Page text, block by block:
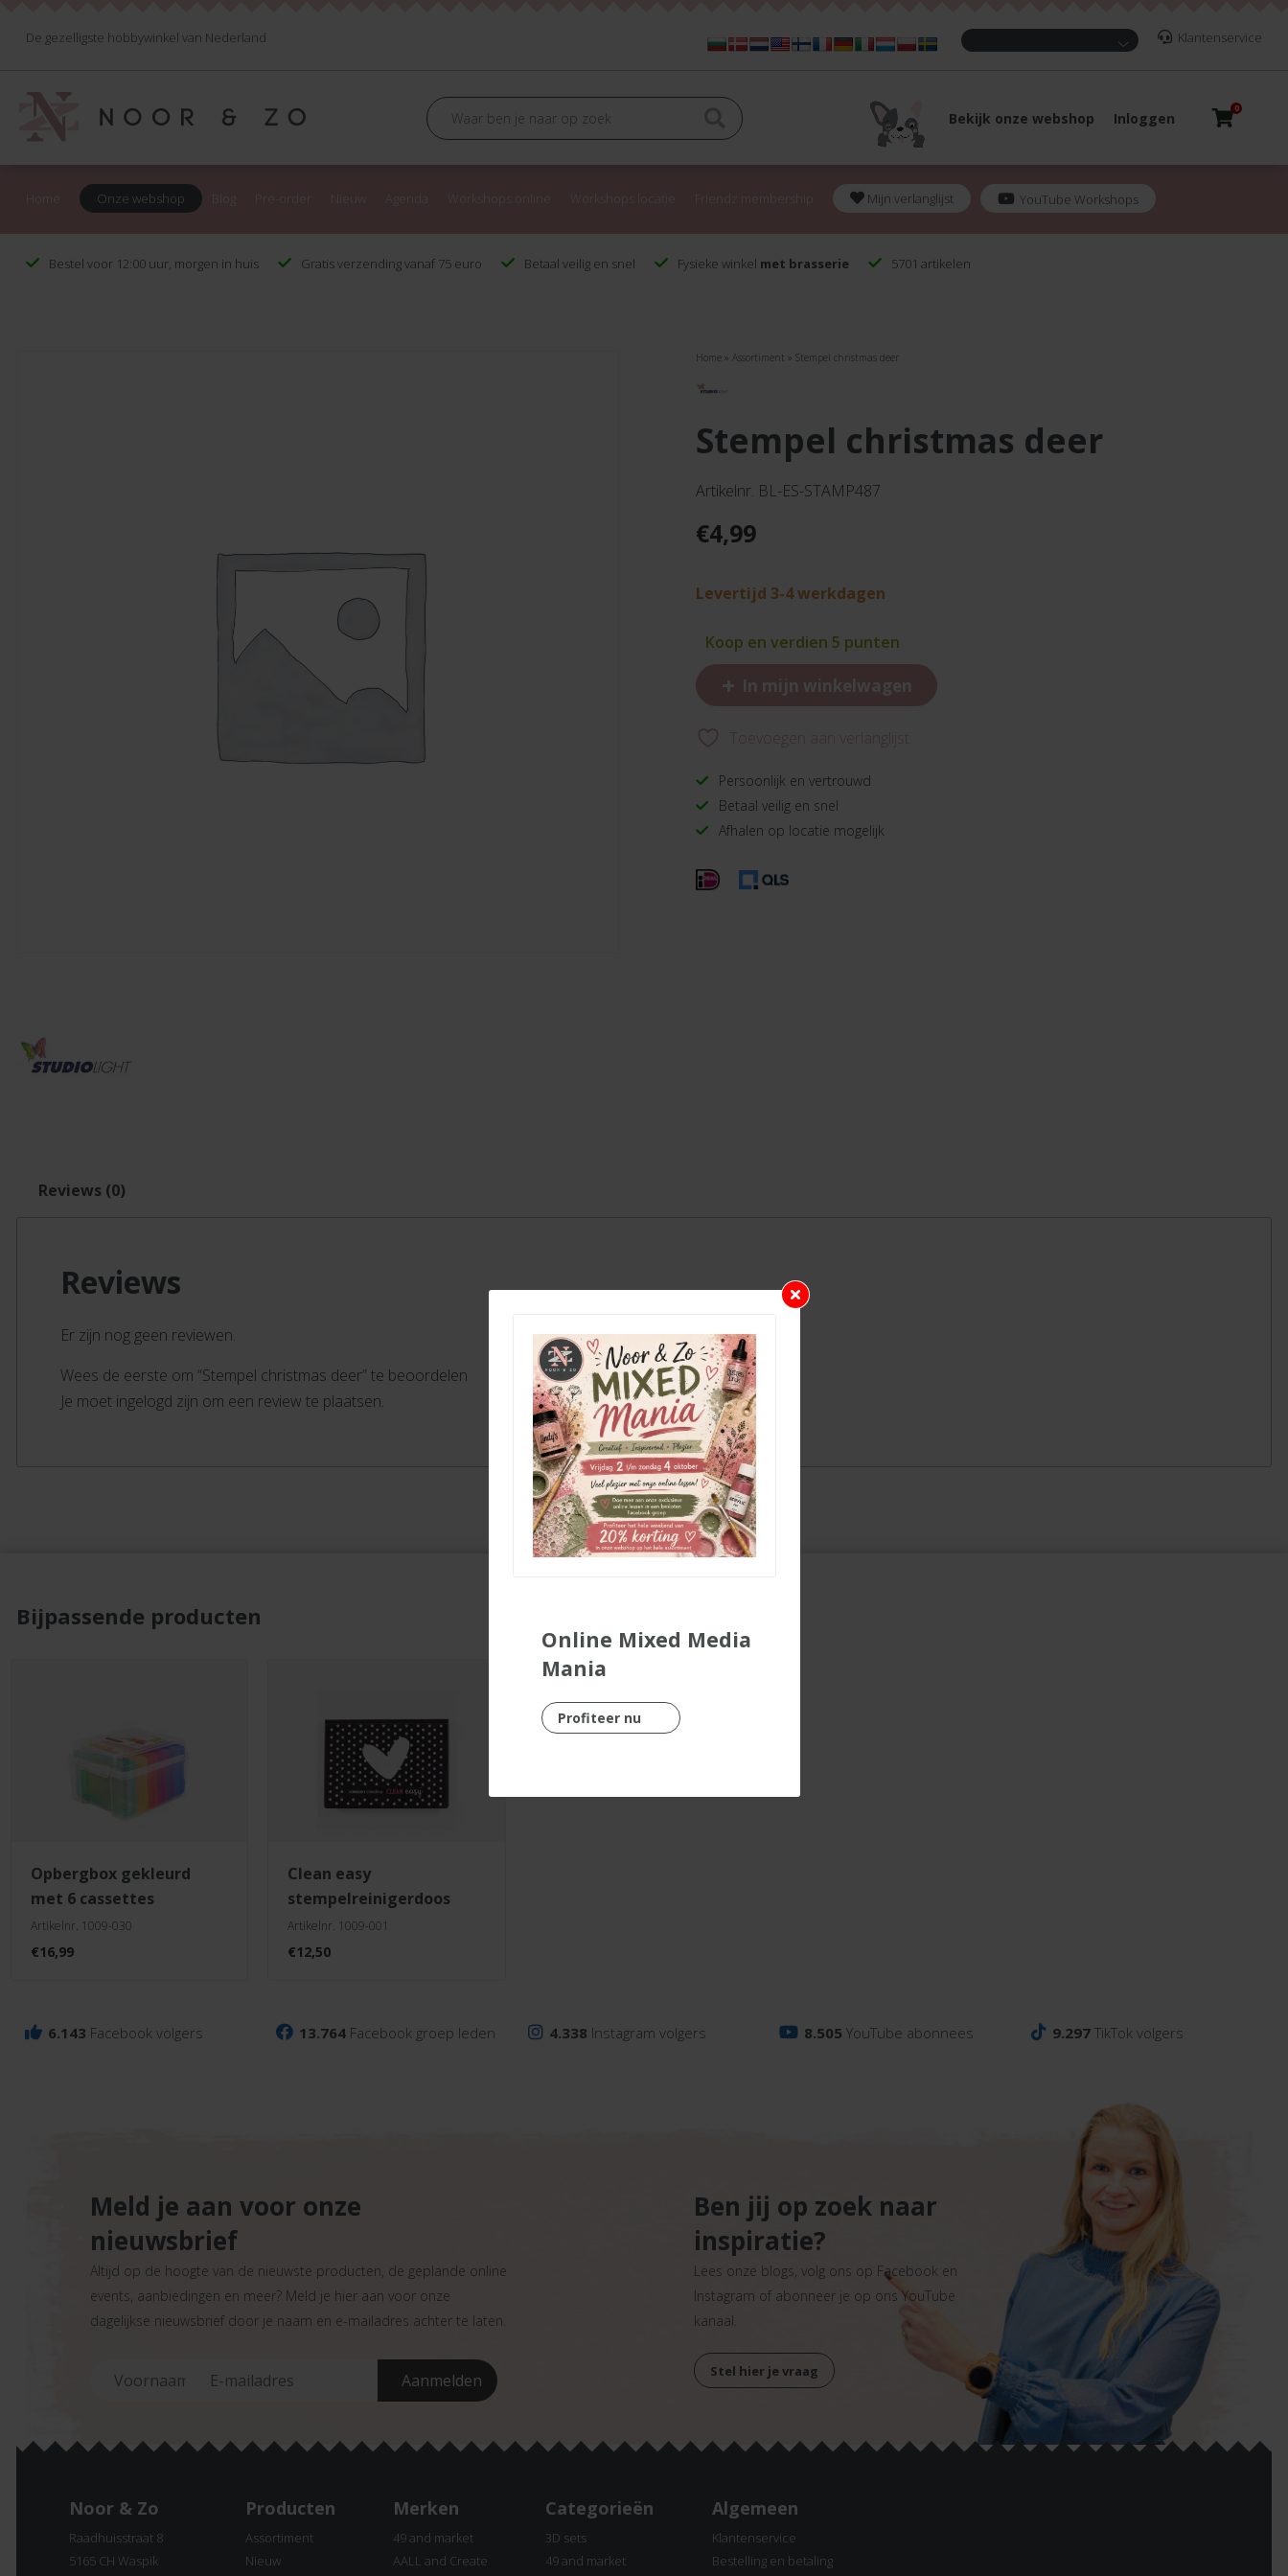
De gezelligste hobbywinkel van Nederland Klantenservice
Bekijk onze webshop Inloggen
0
Onze webshop Mijn verlanglijst YouTube Workshops
Bestel voor 12:00 uur, morgen in huis Gratis verzending vanaf 75 euro Betaal veilig en snel Fysieke winkel met brasserie 5701 artikelen
Home »Assortiment »Stempel christmas deer
stempel christmas deer
Artikelnr. BL-ES-STAMP487
€4,99
Levertijd 3-4 werkdagen
Koop en verdien 5 punten
+ In mijn winkelwagen
Toevoegen aan verlanglijst
Persoonlijk en vertrouwd
Betaal veilig en snel
Afhalen op locatie mogelijk
Reviews (0)
Reviews
Er zijn nog geen reviewen.
Wees de eerste om “Stempel christmas deer” te beoordelen
Je moet ingelogd zijn om een review te plaatsen.
Bijpassende producten
opbergbox gekleurd
met 6 cassettes
Artikelnr. 1009-030
€16,99
clean easy
stempelreinigerdoos
Artikelnr. 1009-001
€12,50
6.143 Facebook volgers 13.764 Facebook groep leden 4.338 Instagram volgers 8.505 YouTube abonnees 9.297TikTok volgers
Meld je aan voor onze
nieuwsbrief
Altijd op de hoogte van de nieuwste producten, de geplande online
events, aanbiedingen en meer? Meld je hier aan voor onze
dagelijkse nieuwsbrief door je naam en e-mailadres achter te laten.
Ben jij op zoek naar
inspiratie?
Lees onze blogs, volg ons op Facebook en
Instagram of abonneer je op ons YouTube
kanaal.
Stel hier je vraag
Noor & Zo
Raadhuisstraat 8
5165 CH Waspik
Producten
Assortiment
Nieuw
Merken
49 and market
AALL and Create
Categorieën
3D sets
49 and market
Algemeen
Klantenservice
Bestelling en betaling
Online Mixed Media
Mania
Profiteer nu